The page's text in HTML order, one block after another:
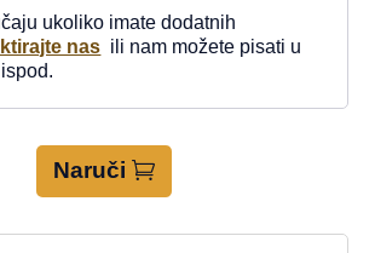
ukoliko imate dodatnih
nas ili nam možete pisati u
Naruči